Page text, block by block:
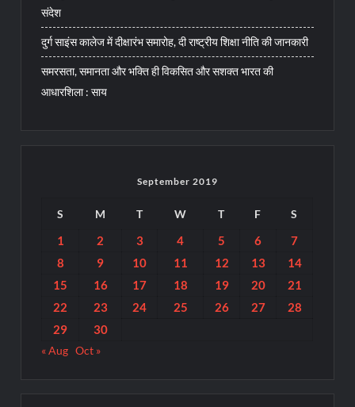
संदेश
दुर्ग साइंस कालेज में दीक्षारंभ समारोह, दी राष्ट्रीय शिक्षा नीति की जानकारी
समरसता, समानता और भक्ति ही विकसित और सशक्त भारत की
आधारशिला : साय
September 2019
S M T W T F S
1 2 3 4 5 6
7
8
9 10 11 12 13
14
15
16 17 18 19 20
21
22
23 24 25 26 27
28
29
30
« Aug Oct »